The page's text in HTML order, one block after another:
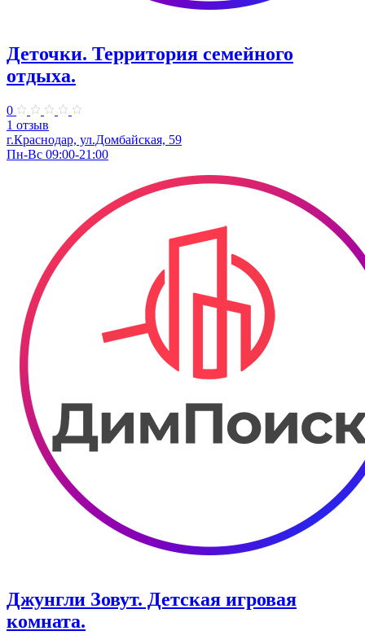
Деточки. Территория семейного
отдыха.
0
1 отзыв
г.Краснодар, ул.Домбайская, 59
Пн-Вс 09:00-21:00
Джунгли Зовут. Детская игровая
комната.